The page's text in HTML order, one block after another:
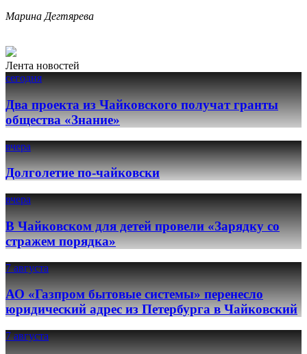
Марина Дегтярева
Лента новостей
сегодня
Два проекта из Чайковского получат гранты
общества «Знание»
вчера
Долголетие по-чайковски
вчера
В Чайковском для детей провели «Зарядку со
стражем порядка»
7 августа
АО «Газпром бытовые системы» перенесло
юридический адрес из Петербурга в Чайковский
7 августа